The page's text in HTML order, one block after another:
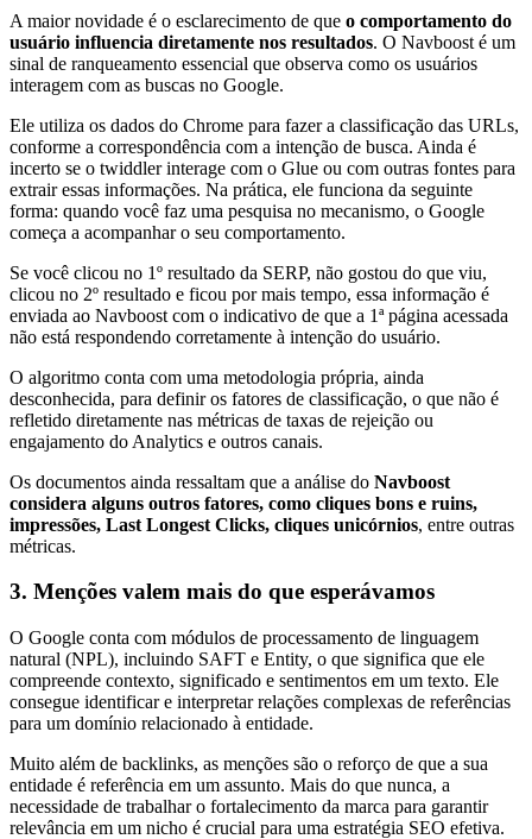
A maior novidade é o esclarecimento de que o comportamento do
usuário influencia diretamente nos resultados. O Navboost é um
sinal de ranqueamento essencial que observa como os usuários
interagem com as buscas no Google.
Ele utiliza os dados do Chrome para fazer a classificação das URLs,
conforme a correspondência com a intenção de busca. Ainda é
incerto se o twiddler interage com o Glue ou com outras fontes para
extrair essas informações. Na prática, ele funciona da seguinte
forma: quando você faz uma pesquisa no mecanismo, o Google
começa a acompanhar o seu comportamento.
Se você clicou no 1º resultado da SERP, não gostou do que viu,
clicou no 2º resultado e ficou por mais tempo, essa informação é
enviada ao Navboost com o indicativo de que a 1ª página acessada
não está respondendo corretamente à intenção do usuário.
O algoritmo conta com uma metodologia própria, ainda
desconhecida, para definir os fatores de classificação, o que não é
refletido diretamente nas métricas de taxas de rejeição ou
engajamento do Analytics e outros canais.
Os documentos ainda ressaltam que a análise do Navboost
considera alguns outros fatores, como cliques bons e ruins,
impressões, Last Longest Clicks, cliques unicórnios, entre outras
métricas.
3. Menções valem mais do que esperávamos
O Google conta com módulos de processamento de linguagem
natural (NPL), incluindo SAFT e Entity, o que significa que ele
compreende contexto, significado e sentimentos em um texto. Ele
consegue identificar e interpretar relações complexas de referências
para um domínio relacionado à entidade.
Muito além de backlinks, as menções são o reforço de que a sua
entidade é referência em um assunto. Mais do que nunca, a
necessidade de trabalhar o fortalecimento da marca para garantir
relevância em um nicho é crucial para uma estratégia SEO efetiva.